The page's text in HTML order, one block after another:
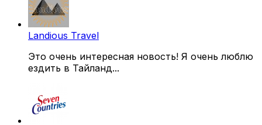
Landious Travel
Это очень интересная новость! Я очень люблю
ездить в Тайланд...